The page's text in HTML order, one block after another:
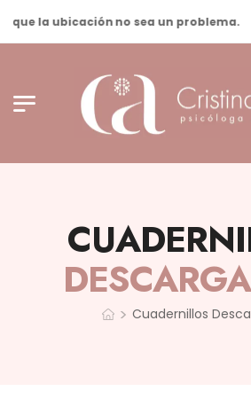
la ubicación no sea un problema.
> Cuadernillos